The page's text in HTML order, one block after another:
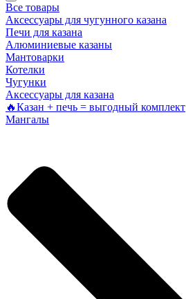
Все товары
Аксессуары для чугунного казана
Печи для казана
Алюминиевые казаны
Мантоварки
Котелки
Чугунки
Аксессуары для казана
🔥Казан + печь = выгодный комплект
Мангалы